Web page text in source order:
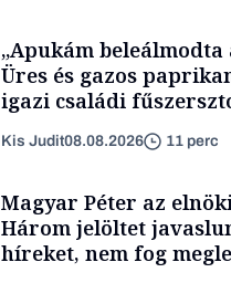
„Apukám
Üres és gazos
igazi családi
Kis Judit08.08.2026 11 perc
Magyar Péter az
Három jelöltet
híreket, nem fog